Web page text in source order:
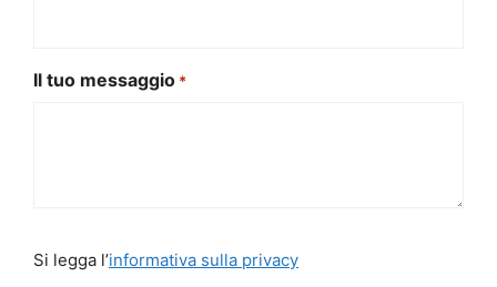
Il tuo messaggio *
legga
Si legga l’informativa sulla privacy